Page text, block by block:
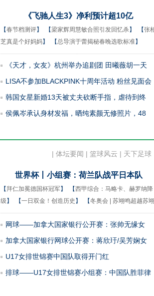
《飞驰人生3》净利预计超10亿
【春节档测评】 【梁家辉周慧敏合照引发回忆杀】 【张
芝真是个好妈妈】 【总导演于蕾揭秘春晚选歌标准】
《天才，女友》杭州举办追剧团 田曦薇胡一天
LISA不参加BLACKPINK十周年活动 粉丝见面会
韩国女星新婚13天被丈夫砍断手指，虐待到终
侯佩岑承认身材发福，晒纯素颜无修照片，48
| 体坛要闻 | 篮球风云 | 天下足球
世界杯丨小组赛：荷兰队战平日本队
【拜仁加冕德国杯冠军】 【西甲综合：马略卡、赫罗纳降
级 】 【一日双金！创造历史 】 【冬奥会 | 苏翊鸣超越苏翊
鸣】
网球——加拿大国家银行公开赛：张帅无缘女
加拿大国家银行网球公开赛：蒋欣玗/吴芳娴女
U17女排世锦赛中国队取得开门红
排球——U17女排世锦赛小组赛：中国队胜菲律